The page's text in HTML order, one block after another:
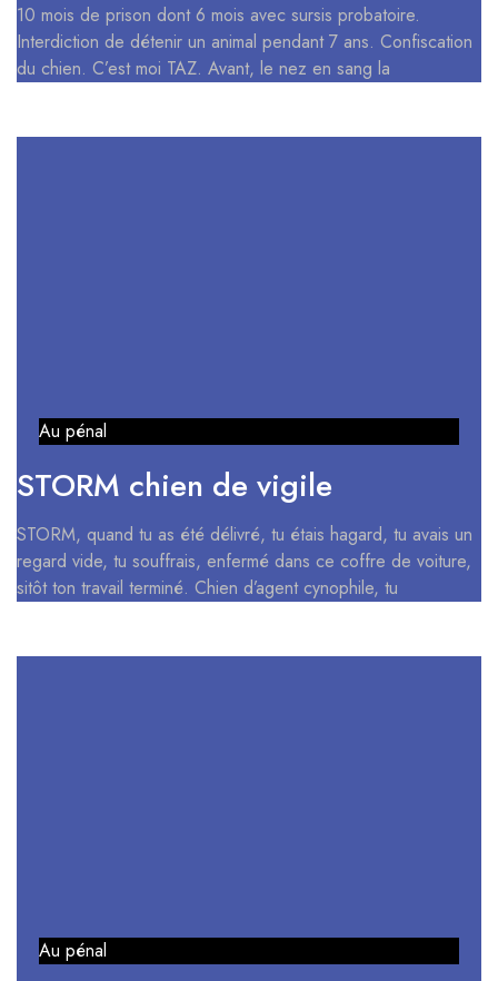
10 mois de prison dont 6 mois avec sursis probatoire.
Interdiction de détenir un animal pendant 7 ans. Confiscation
du chien. C’est moi TAZ. Avant, le nez en sang la
Au pénal
STORM chien de vigile
STORM, quand tu as été délivré, tu étais hagard, tu avais un
regard vide, tu souffrais, enfermé dans ce coffre de voiture,
sitôt ton travail terminé. Chien d’agent cynophile, tu
Au pénal